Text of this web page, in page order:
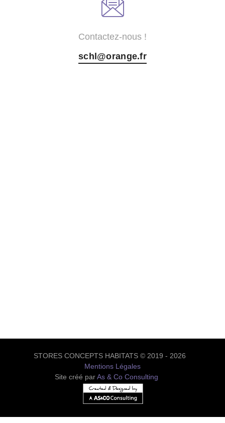
Contactez-nous !
schl@orange.fr
STORES CONCEPTS HABITATS © 2019 - 2026
Mentions Légales
Site créé parAs & Co Consulting